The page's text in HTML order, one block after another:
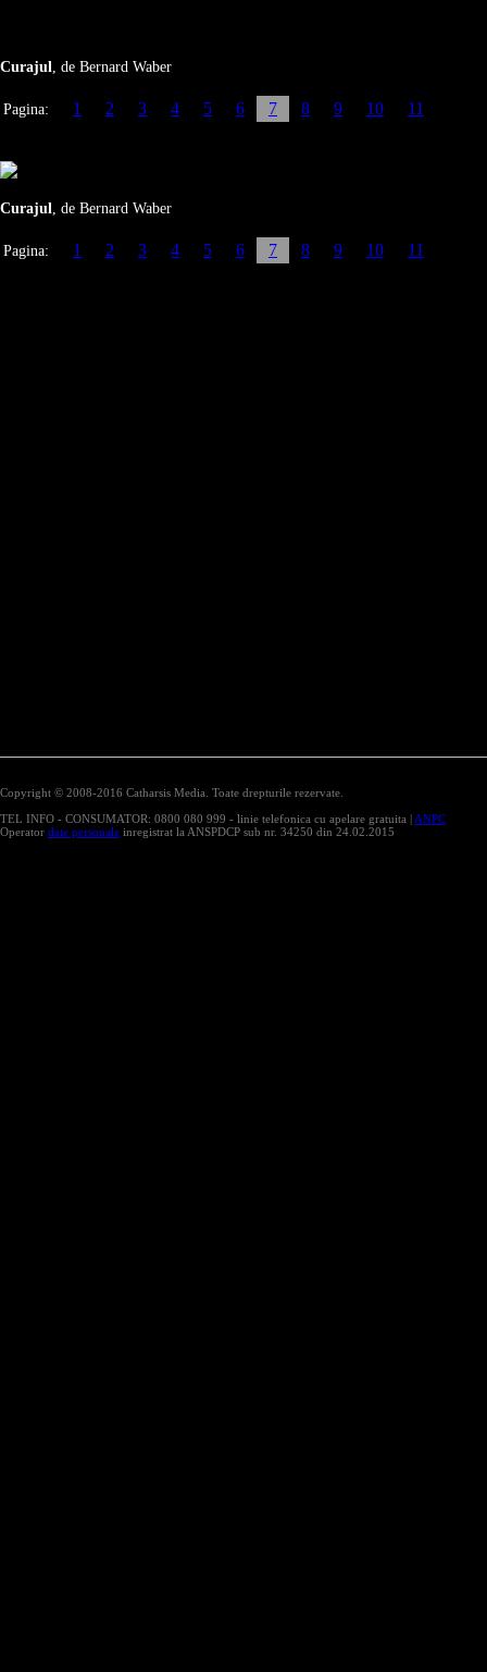
Curajul, de Bernard Waber
Pagina: 1 2 3 4 5 6 7 8 9 10 11
Curajul, de Bernard Waber
Pagina: 1 2 3 4 5 6 7 8 9 10 11
Copyright © 2008-2016 Catharsis Media. Toate drepturile rezervate.
TEL INFO - CONSUMATOR: 0800 080 999 - linie telefonica cu apelare gratuita | ANPC
Operator date personale inregistrat la ANSPDCP sub nr. 34250 din 24.02.2015